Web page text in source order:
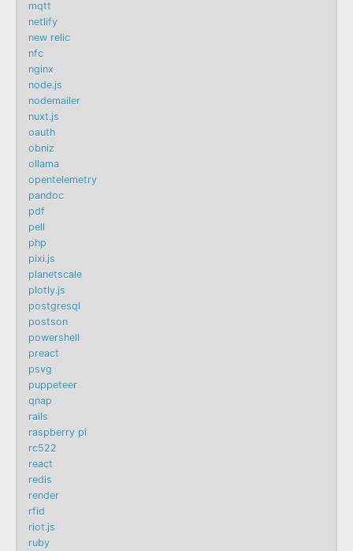
mqtt
netlify
new relic
nfc
nginx
node.js
nodemailer
nuxt.js
oauth
obniz
ollama
opentelemetry
pandoc
pdf
pell
php
pixi.js
planetscale
plotly.js
postgresql
postson
powershell
preact
psvg
puppeteer
qnap
rails
raspberry pi
rc522
react
redis
render
rfid
riot.js
ruby